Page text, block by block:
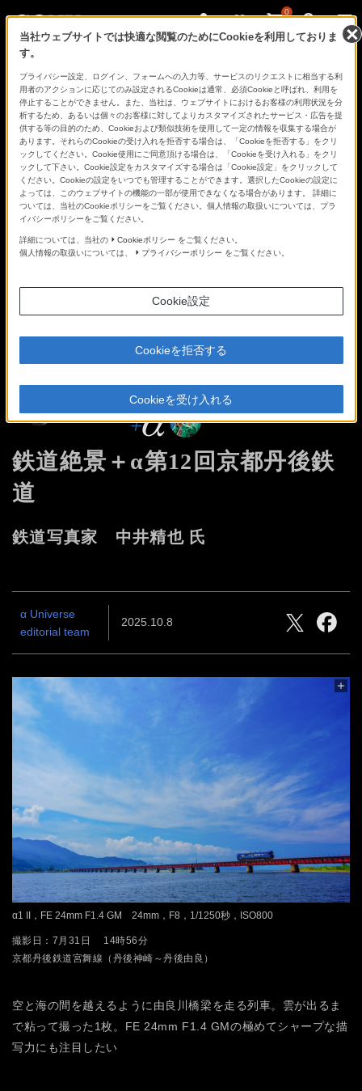
0
あ、
見
た
こ
と
の
な
い
世
界
へ。
α
Universe
鉄道絶景＋α第12回京都丹後鉄
道
鉄道写真家 中井精也 氏
α Universe
editorial team
2025.10.8
α1 II，FE 24mm F1.4 GM 24mm，F8，1/1250秒，ISO800
撮影日：7月31日 14時56分
京都丹後鉄道宮舞線（丹後神崎～丹後由良）
空と海の間を越えるように由良川橋梁を走る列車。雲が出るま
で粘って撮った1枚。FE 24mm F1.4 GMの極めてシャープな描
写力にも注目したい
当社ウェブサイトでは快適な閲覧のためにCookieを利用しておりま
す。
プライバシー設定、ログイン、フォームへの入力等、サービスのリクエストに相当する利
用者のアクションに応じてのみ設定されるCookieは通常、必須Cookieと呼ばれ、利用を
停止することができません。また、当社は、ウェブサイトにおけるお客様の利用状況を分
析するため、あるいは個々のお客様に対してよりカスタマイズされたサービス・広告を提
供する等の目的のため、Cookieおよび類似技術を使用して一定の情報を収集する場合が
あります。それらのCookieの受け入れを拒否する場合は、「Cookieを拒否する」をクリ
ックしてください。Cookie使用にご同意頂ける場合は、「Cookieを受け入れる」をクリ
ックして下さい。Cookie設定をカスタマイズする場合は「Cookie設定」をクリックして
ください。Cookieの設定をいつでも管理することができます。選択したCookieの設定に
よっては、このウェブサイトの機能の一部が使用できなくなる場合があります。 詳細に
ついては、当社のCookieポリシーをご覧ください。個人情報の取扱いについては、プラ
イバシーポリシーをご覧ください。
詳細については、当社の Cookieポリシー をご覧ください。
個人情報の取扱いについては、
プライバシーポリシー をご覧ください。
Cookie設定
Cookieを拒否する
Cookieを受け入れる